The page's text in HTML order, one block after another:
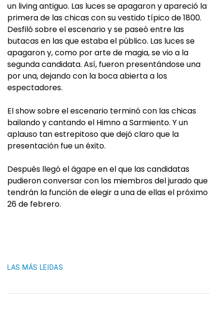
un living antiguo. Las luces se apagaron y apareció la
primera de las chicas con su vestido típico de 1800.
Desfiló sobre el escenario y se paseó entre las
butacas en las que estaba el público. Las luces se
apagaron y, como por arte de magia, se vio a la
segunda candidata. Así, fueron presentándose una
por una, dejando con la boca abierta a los
espectadores.
El show sobre el escenario terminó con las chicas
bailando y cantando el Himno a Sarmiento. Y un
aplauso tan estrepitoso que dejó claro que la
presentación fue un éxito.
Después llegó el ágape en el que las candidatas
pudieron conversar con los miembros del jurado que
tendrán la función de elegir a una de ellas el próximo
26 de febrero.
LAS MÁS LEIDAS